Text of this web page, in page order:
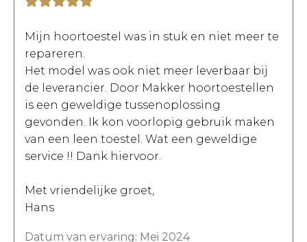
Mijn hoortoestel was in stuk en niet meer te
repareren.
Het model was ook niet meer leverbaar bij
de leverancier. Door Makker hoortoestellen
is een geweldige tussenoplossing
gevonden. Ik kon voorlopig gebruik maken
van een leen toestel. Wat een geweldige
service !! Dank hiervoor.
Met vriendelijke groet,
Hans
Datum van ervaring: Mei 2024